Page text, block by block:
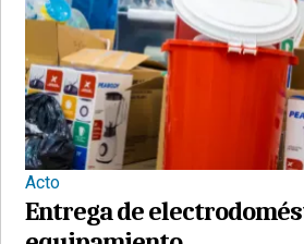
Acto
Entrega de